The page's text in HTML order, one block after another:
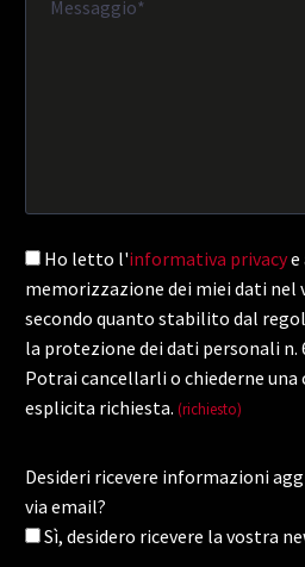
Ho letto l'informativa privacye
memorizzazione dei miei dati nel
secondo quanto stabilito dal
la protezione dei dati personali n.
Potrai cancellarli o chiederne una
esplicita richiesta. (richiesto)
Desideri ricevere informazioni
via email?
Sì, desidero ricevere la vostra